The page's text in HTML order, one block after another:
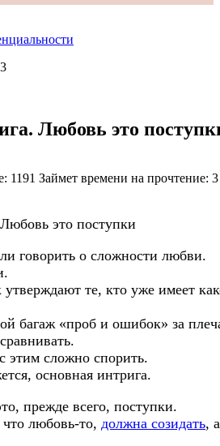
Любовь это
1191 Займет времени на прочтение:
говорить о сложности любви.
утверждают те, кто уже имеет
багаж «проб и ошибок» за
этим сложно спорить.
основная интрига.
прежде всего, поступки.
любовь-то, должна созидать,